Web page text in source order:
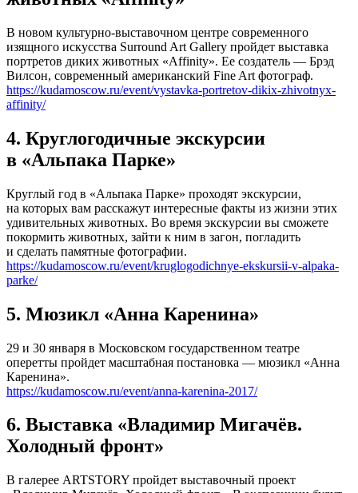
В новом культурно-выставочном центре современного
изящного искусства Surround Art Gallery пройдет выставка
портретов диких животных «Affinity». Ее создатель — Брэд
Вилсон, современный американский Fine Art фотограф.
https://kudamoscow.ru/event/vystavka-portretov-dikix-zhivotnyx-
affinity/
4. Круглогодичные экскурсии
в «Альпака Парке»
Круглый год в «Альпака Парке» проходят экскурсии,
на которых вам расскажут интересные факты из жизни этих
удивительных животных. Во время экскурсии вы сможете
покормить животных, зайти к ним в загон, погладить
и сделать памятные фотографии.
https://kudamoscow.ru/event/kruglogodichnye-ekskursii-v-alpaka-
parke/
5. Мюзикл «Анна Каренина»
29 и 30 января в Московском государственном театре
оперетты пройдет масштабная постановка — мюзикл «Анна
Каренина».
https://kudamoscow.ru/event/anna-karenina-2017/
6. Выставка «Владимир Мигачёв.
Холодный фронт»
В галерее ARTSTORY пройдет выставочный проект